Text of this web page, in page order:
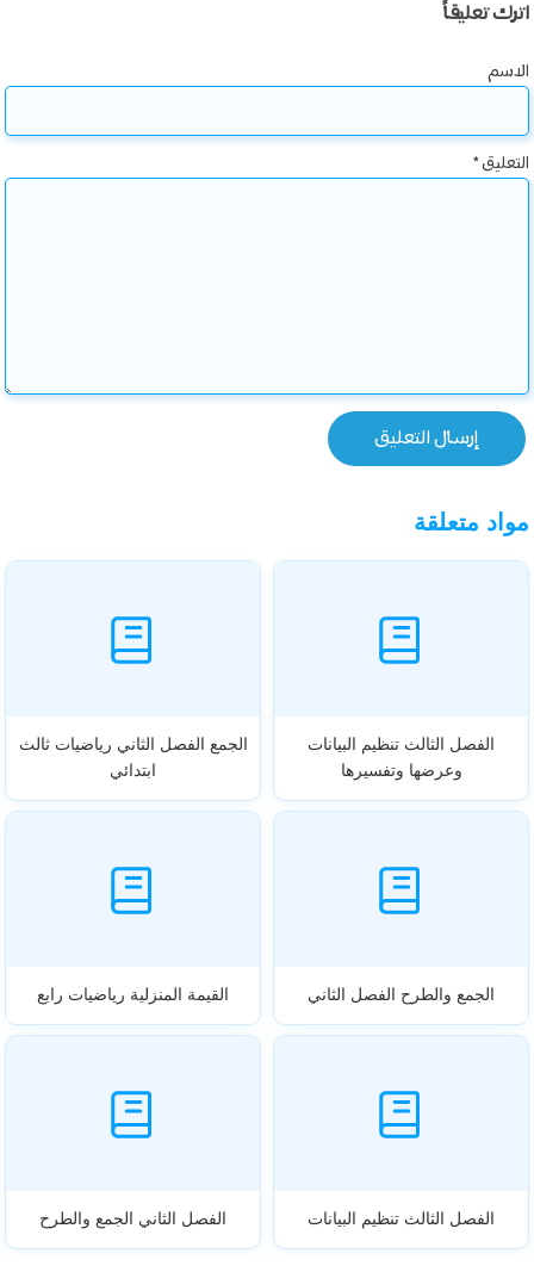
اترك تعليقاً
الاسم
التعليق*
مواد متعلقة
الفصل الثالث تنظيم البيانات
وعرضها وتفسيرها
الجمع الفصل الثاني رياضيات ثالث
ابتدائي
الجمع والطرح الفصل الثاني القيمة المنزلية رياضيات رابع
الفصل الثالث تنظيم البيانات الفصل الثاني الجمع والطرح